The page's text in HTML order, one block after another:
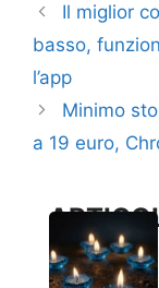
Il miglior
basso,
l’app
Minimo
a 19 euro,